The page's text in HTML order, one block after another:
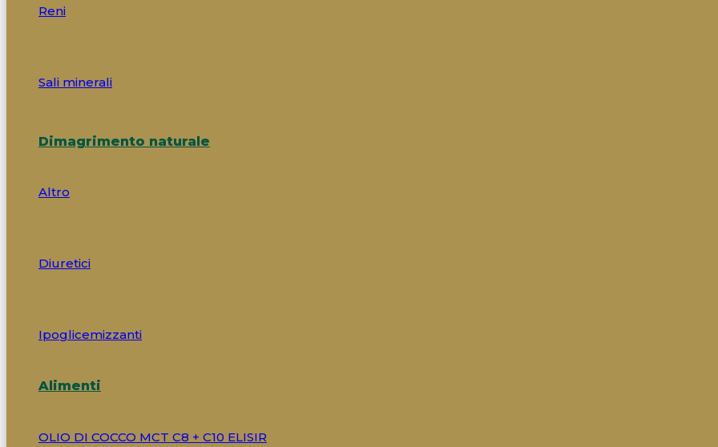
Reni
Sali minerali
Dimagrimento naturale
Altro
Diuretici
Ipoglicemizzanti
Alimenti
OLIO DI COCCO MCT C8 + C10 ELISIR